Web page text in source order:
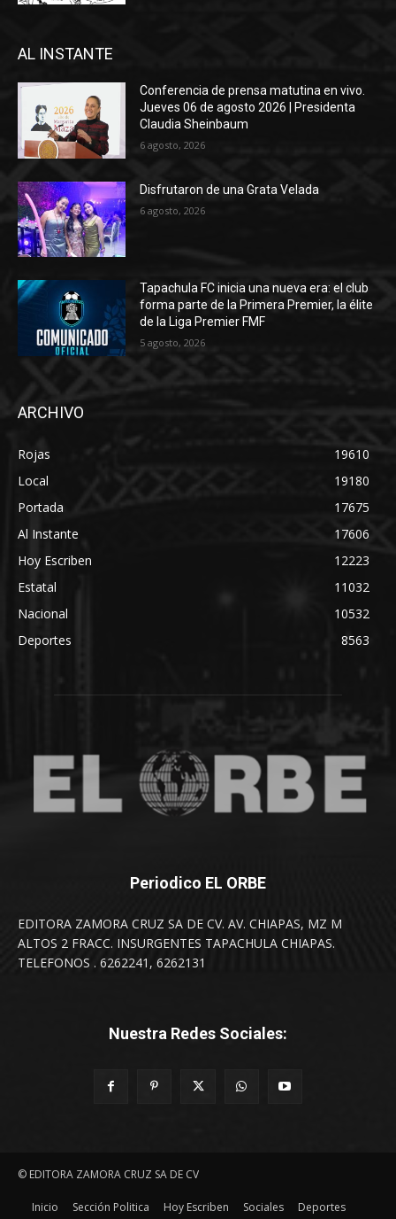
AL INSTANTE
Conferencia de prensa matutina en vivo.
Jueves 06 de agosto 2026 | Presidenta
Claudia Sheinbaum
6 agosto, 2026
Disfrutaron de una Grata Velada
6 agosto, 2026
Tapachula FC inicia una nueva era: el club
forma parte de la Primera Premier, la élite
de la Liga Premier FMF
5 agosto, 2026
ARCHIVO
Rojas
19610
Local
19180
Portada
17675
Al Instante
17606
Hoy Escriben
12223
Estatal
11032
Nacional
10532
Deportes
8563
Periodico EL ORBE
EDITORA ZAMORA CRUZ SA DE CV. AV. CHIAPAS, MZ M
ALTOS 2 FRACC. INSURGENTES TAPACHULA CHIAPAS.
TELEFONOS . 6262241, 6262131
Nuestra Redes Sociales:
© EDITORA ZAMORA CRUZ SA DE CV
Inicio Sección Politica Hoy Escriben Sociales
Deportes